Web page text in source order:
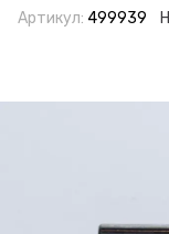
Артикул: 499939